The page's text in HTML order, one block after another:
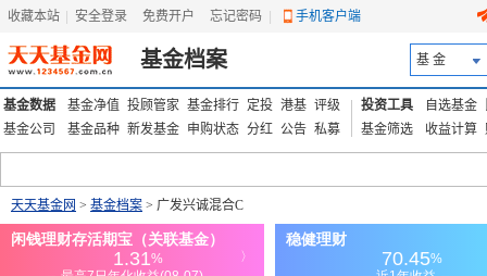
收藏本站 安全登录 免费开户 忘记密码 手机客户端
基金档案 基 金
基金数据 基金净值 投顾管家 基金排行 定投 港基 评级
基金公司
基金品种 新发基金 申购状态 分红 公告 私募
投资工具 自选基金
基金筛选
收益计算
天天基金网 > 基金档案 > 广发兴诚混合C